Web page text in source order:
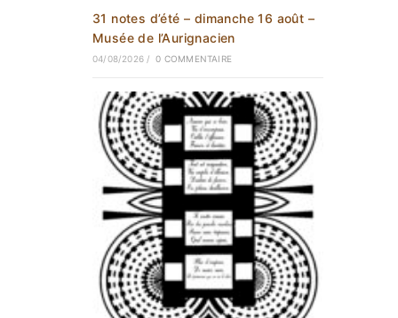
31 notes d’été – dimanche 16 août –
Musée de l’Aurignacien
04/08/2026 / 0 COMMENTAIRE